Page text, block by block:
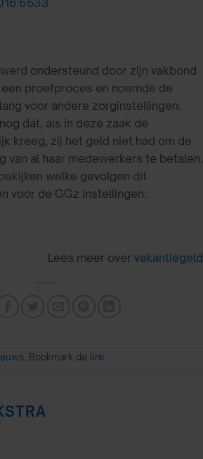
ondersteund door zijn vakbond
een proefproces en noemde de
voor andere zorginstellingen.
dat, als in deze zaak de
kreeg, zij het geld niet had om de
van al haar medewerkers te betalen.
welke gevolgen dit
voor de GGz instellingen.
Lees meer over vakantiegeld
. Bookmark de link